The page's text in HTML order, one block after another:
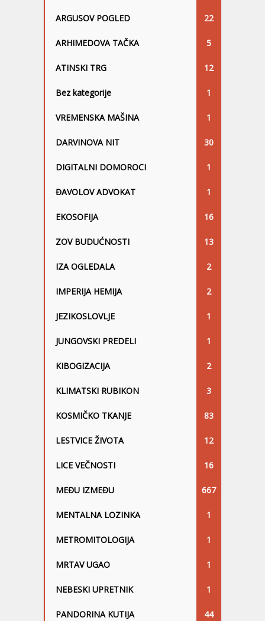
ARGUSOV POGLED 22
ARHIMEDOVA TAČKA 5
ATINSKI TRG 12
Bez kategorije 1
VREMENSKA MAŠINA 1
DARVINOVA NIT 30
DIGITALNI DOMOROCI 1
ĐAVOLOV ADVOKAT 1
EKOSOFIJA 16
ZOV BUDUĆNOSTI 13
IZA OGLEDALA 2
IMPERIJA HEMIJA 2
JEZIKOSLOVLJE 1
JUNGOVSKI PREDELI 1
KIBOGIZACIJA 2
KLIMATSKI RUBIKON 3
KOSMIČKO TKANJE 83
LESTVICE ŽIVOTA 12
LICE VEČNOSTI 16
MEĐU IZMEĐU 667
MENTALNA LOZINKA 1
METROMITOLOGIJA 1
MRTAV UGAO 1
NEBESKI UPRETNIK 1
PANDORINA KUTIJA 44